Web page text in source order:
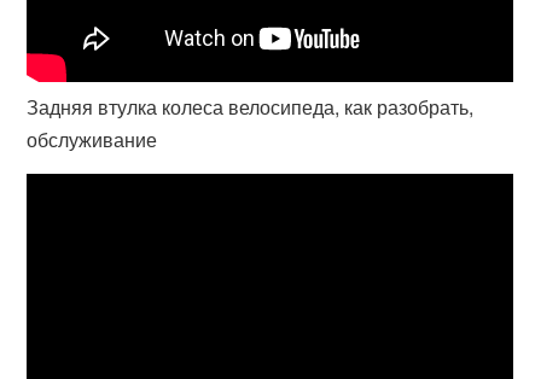
Задняя втулка колеса велосипеда, как разобрать,
обслуживание